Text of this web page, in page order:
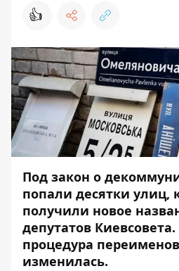
👍
Под закон о
попали десятки улиц,
получили новое
депутатов
процедура
изменилась.